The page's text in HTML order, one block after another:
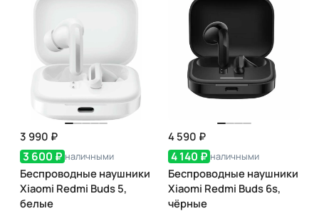
3 990 ₽
3 600 ₽ наличными
Беспроводные наушники
Xiaomi Redmi Buds 5,
белые
4 590 ₽
4 140 ₽ наличными
Беспроводные наушники
Xiaomi Redmi Buds 6s,
чёрные